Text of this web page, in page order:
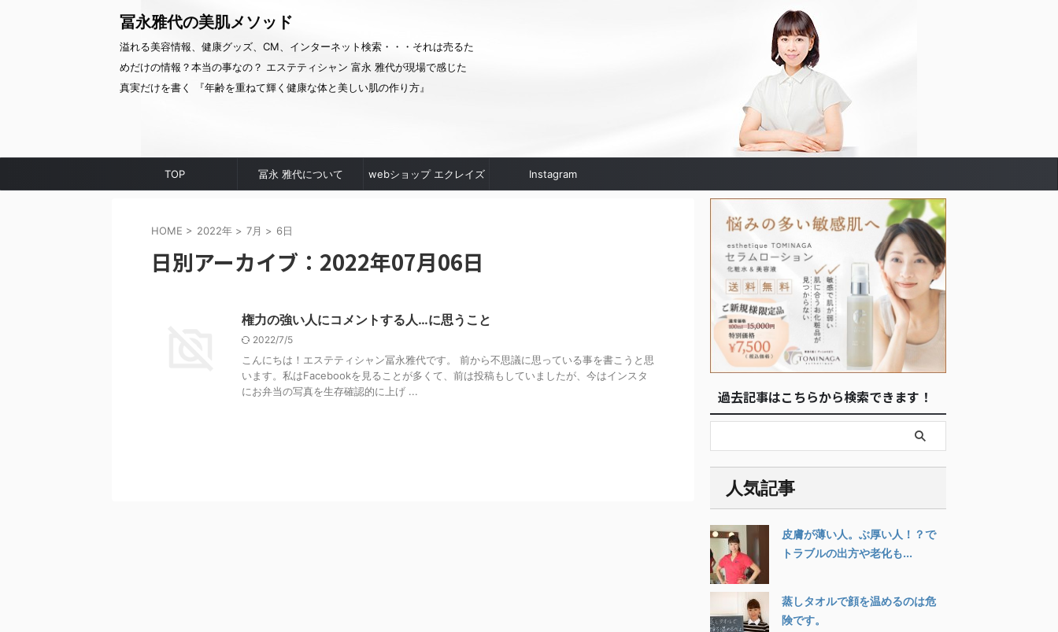
冨永雅代の美肌メソッド
溢れる美容情報、健康グッズ、CM、インターネット検索・・・それは売るた
めだけの情報？本当の事なの？ エステティシャン 富永 雅代が現場で感じた
真実だけを書く 『年齢を重ねて輝く健康な体と美しい肌の作り方』
TOP 冨永 雅代について webショップ エクレイズ Instagram
HOME > 2022年 > 7月 > 6日
日別アーカイブ：2022年07月06日
権力の強い人にコメントする人…に思うこと
2022/7/5
こんにちは！エステティシャン冨永雅代です。 前から不思議に思っている事を書こうと思
います。私はFacebookを見ることが多くて、前は投稿もしていましたが、今はインスタ
にお弁当の写真を生存確認的に上げ ...
過去記事はこちらから検索できます！
人気記事
皮膚が薄い人。ぶ厚い人！？で
トラブルの出方や老化も...
蒸しタオルで顔を温めるのは危
険です。